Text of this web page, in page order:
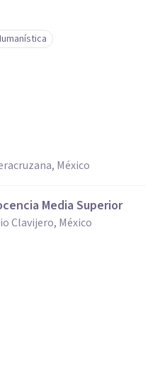
integral en
México
Media Superior
Clavijero, México